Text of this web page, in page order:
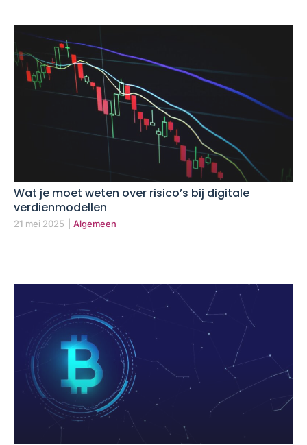
Wat je moet weten over risico’s bij digitale
verdienmodellen
21 mei 2025 Algemeen